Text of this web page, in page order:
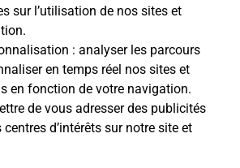
sur l’utilisation de nos sites et
: analyser les parcours
en temps réel nos sites et
en fonction de votre navigation.
de vous adresser des publicités
d’intérêts sur notre site et
La Poste
du courriersamedi à 08h30
Sabliere
nouvel onglet